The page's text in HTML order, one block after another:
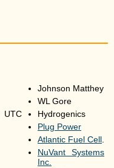
UTC
Johnson Matthey
WL Gore
Hydrogenics
Plug Power
Atlantic Fuel Cell.
NuVant Systems
Inc.